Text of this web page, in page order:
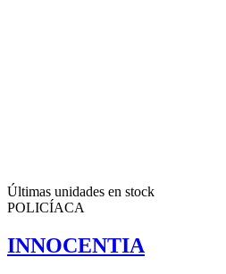
Últimas unidades en stock
POLICÍACA
INNOCENTIA